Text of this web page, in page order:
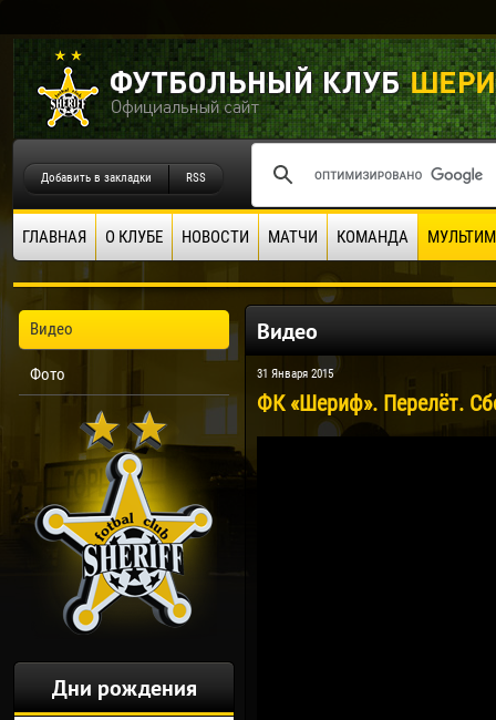
Добавить в закладки RSS
ГЛАВНАЯ О КЛУБЕ НОВОСТИ МАТЧИ КОМАНДА
Видео
Фото
Дни рождения
Видео
31 Января 2015
ФК «Шериф». Перелёт.